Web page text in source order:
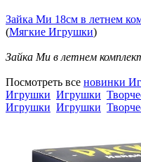
Зайка Ми 18см в летнем
(Мягкие Игрушки)
Зайка Ми в летнем
Посмотреть все новинки
Игрушки Игрушки
Игрушки Игрушки